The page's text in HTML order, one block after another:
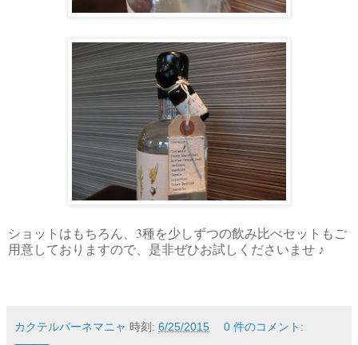
ショットはもちろん、 3種を少しずつの飲み比べセットもご
用意しておりますので、是非ぜひお試しくださいませ ♪
カクテルバーネマニャ 時刻: 6/25/2015 0 件のコメント: